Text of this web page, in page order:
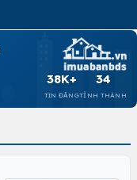
38K+
TIN ĐĂNG
34
TỈNH THÀNH